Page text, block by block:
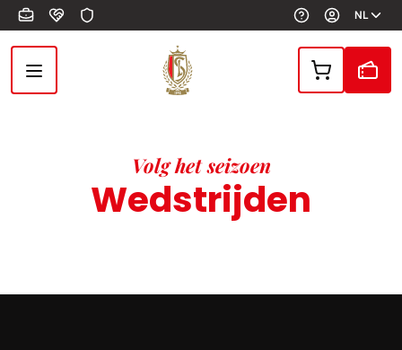
Overslaan en naar de inhoud gaan NL
Volg het seizoen
Wedstrijden